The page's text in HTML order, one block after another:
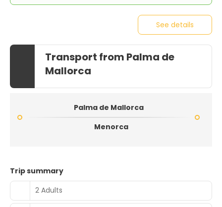
See details
Transport from Palma de
Mallorca
Palma de Mallorca
Menorca
Trip summary
2 Adults